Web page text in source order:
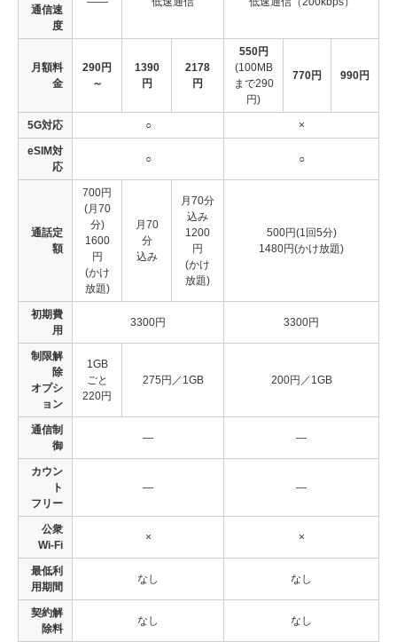
通信速
度
月額料
金
290円
～
1390
円
2178
円
550円
(100MB
まで290
円)
770円 990円
5G対応 ○ ×
eSIM対
応
○ ○
通話定
額
700円
(月70
分)
1600
円
(かけ
放題)
月70
分
込み
月70分
込み
1200
円
(かけ
放題)
500円(1回5分)
1480円(かけ放題)
初期費
用
3300円 3300円
制限解
除
オプシ
ョン
1GB
ごと
220円
275円／1GB 200円／1GB
通信制
御
― ―
カウン
ト
フリー
― ―
公衆
Wi-Fi
× ×
最低利
用期間
なし なし
契約解
除料
なし なし